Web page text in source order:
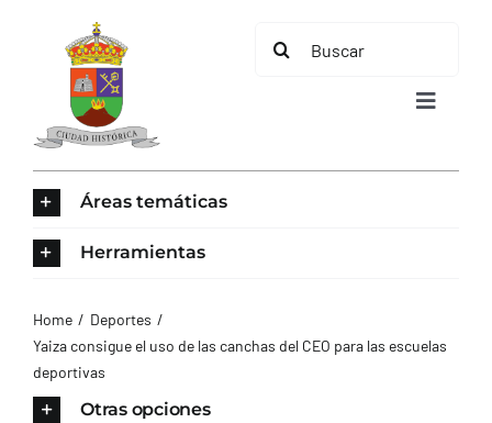
contenido
Buscar:
Toggle
AYUNTAMIENTO
Áreas temáticas
Herramientas
Home
Deportes
Yaiza consigue el uso de las canchas del CEO para las escuelas
deportivas
Otras opciones